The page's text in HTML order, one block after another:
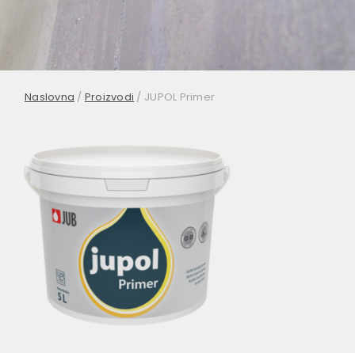
Naslovna / Proizvodi / JUPOL Primer